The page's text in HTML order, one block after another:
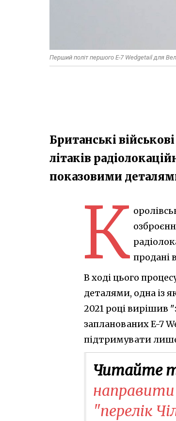
Перший політ першого E-7 Wedgetail для
Британські
літаків
показовими
К продані
В ході цього
деталями, одна із
2021 році вирішив
запланованих E-7
підтримувати
Читайте
направити
"перелік